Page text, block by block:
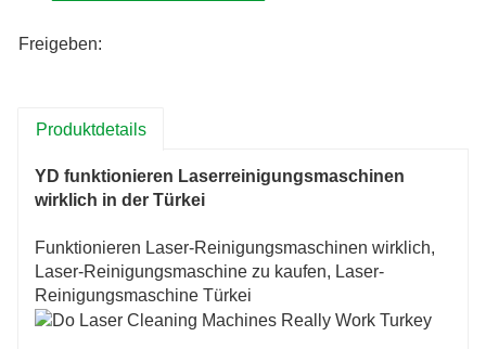
Freigeben:
Produktdetails
YD funktionieren Laserreinigungsmaschinen
wirklich in der Türkei
Funktionieren Laser-Reinigungsmaschinen wirklich,
Laser-Reinigungsmaschine zu kaufen, Laser-
Reinigungsmaschine Türkei